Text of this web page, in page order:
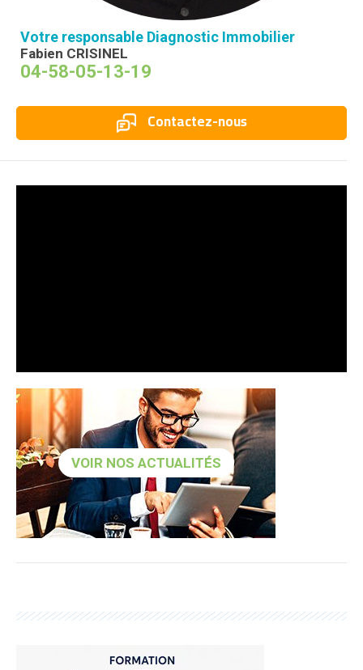
Votre responsable Diagnostic Immobilier
Fabien CRISINEL
04-58-05-13-19
Contactez-nous
VOIR NOS ACTUALITÉS